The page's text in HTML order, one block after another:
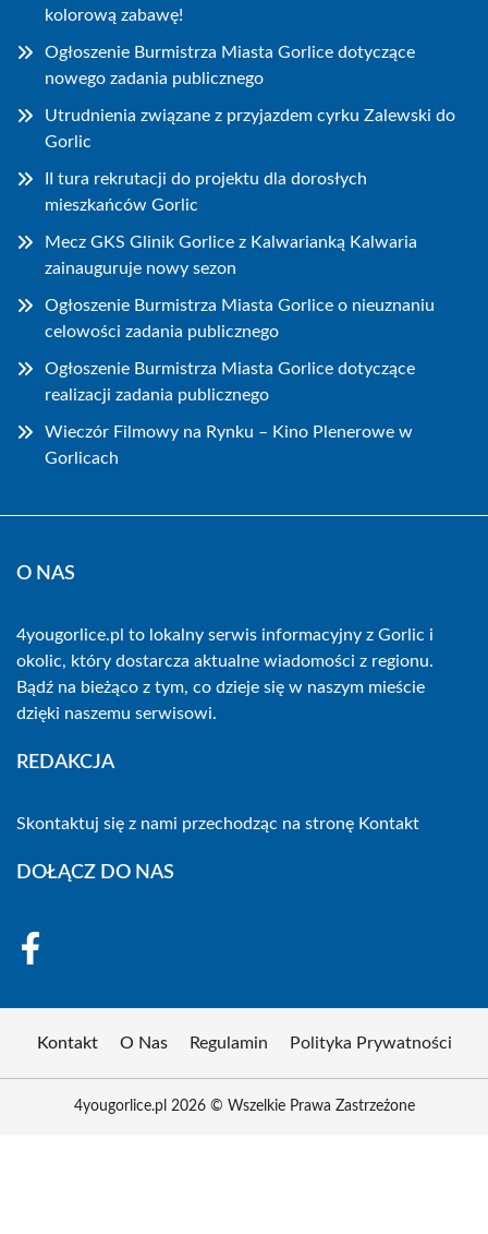
kolorową zabawę!
Ogłoszenie Burmistrza Miasta Gorlice dotyczące
nowego zadania publicznego
Utrudnienia związane z przyjazdem cyrku Zalewski do
Gorlic
II tura rekrutacji do projektu dla dorosłych
mieszkańców Gorlic
Mecz GKS Glinik Gorlice z Kalwarianką Kalwaria
zainauguruje nowy sezon
Ogłoszenie Burmistrza Miasta Gorlice o nieuznaniu
celowości zadania publicznego
Ogłoszenie Burmistrza Miasta Gorlice dotyczące
realizacji zadania publicznego
Wieczór Filmowy na Rynku – Kino Plenerowe w
Gorlicach
O NAS
4yougorlice.pl to lokalny serwis informacyjny z Gorlic i
okolic, który dostarcza aktualne wiadomości z regionu.
Bądź na bieżąco z tym, co dzieje się w naszym mieście
dzięki naszemu serwisowi.
REDAKCJA
Skontaktuj się z nami przechodząc na stronę Kontakt
DOŁĄCZ DO NAS
Kontakt O Nas Regulamin Polityka Prywatności
4yougorlice.pl 2026 © Wszelkie Prawa Zastrzeżone